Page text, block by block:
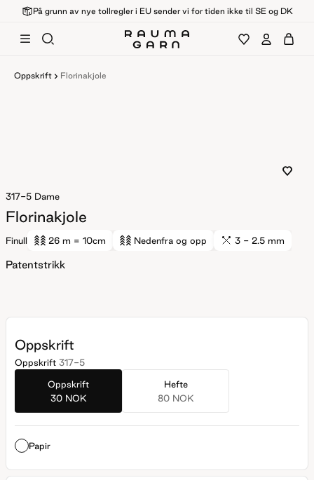
På grunn av nye tollregler i EU sender vi for tiden ikke til SE og DK
Oppskrift Florinakjole
317-5 Dame
Florinakjole
Finull 26 m = 10cm Nedenfra og opp 3 - 2.5 mm
Patentstrikk
Oppskrift
Oppskrift 317-5
Oppskrift
30 NOK
Hefte
80 NOK
Papir